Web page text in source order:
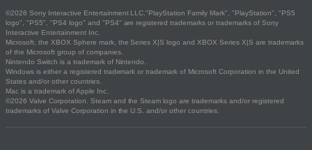
©2026 Sony Interactive Entertainment LLC."PlayStation Family Mark", "PlayStation", "PS5
logo", "PS5", "PS4 logo" and "PS4" are registered trademarks or trademarks of Sony
Interactive Entertainment Inc.
Microsoft, the XBOX Sphere mark, the Series X|S logo and XBOX Series X|S are trademarks
of the Microsoft group of companies.
Nintendo Switch is a trademark of Nintendo.
Windows is either a registered trademark or trademark of Microsoft Corporation in the United
States and/or other countries.
Mac is a trademark of Apple Inc.
©2026 Valve Corporation. Steam and the Steam logo are trademarks and/or registered
trademarks of Valve Corporation in the U.S. and/or other countries.